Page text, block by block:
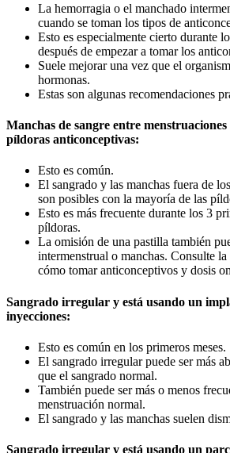
La hemorragia o el manchado
cuando se toman los tipos de
Esto es especialmente cierto durante
después de empezar a tomar los
Suele mejorar una vez que el
hormonas.
Estas son algunas recomendaciones
Manchas de sangre entre
píldoras anticonceptivas:
Esto es común.
El sangrado y las manchas fuera de
son posibles con la mayoría de las
Esto es más frecuente durante los 3
píldoras.
La omisión de una pastilla también
intermenstrual o manchas. Consulte
cómo tomar anticonceptivos y dosis
Sangrado irregular y está usando un
inyecciones:
Esto es común en los primeros meses.
El sangrado irregular puede ser más
que el sangrado normal.
También puede ser más o menos
menstruación normal.
El sangrado y las manchas suelen
Sangrado irregular y está usando un